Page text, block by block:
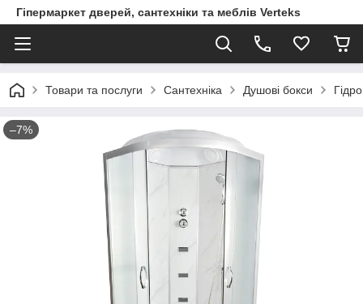
Гіпермаркет дверей, сантехніки та меблів Verteks
Товари та послуги Сантехніка Душові бокси
–7%